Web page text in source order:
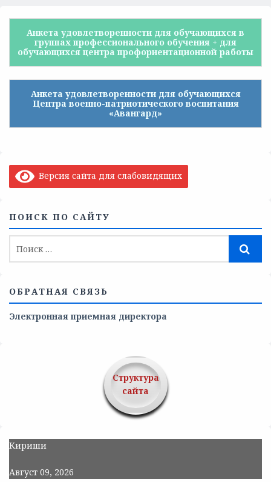
Анкета удовлетворенности для обучающихся в
группах профессионального обучения + для
обучающихся центра профориентационной работы
Анкета удовлетворенности для обучающихся
Центра военно-патриотического воспитания
«Авангард»
Версия сайта для слабовидящих
ПОИСК ПО САЙТУ
ОБРАТНАЯ СВЯЗЬ
Электронная приемная директора
Структура
сайта
Кириши
Август 09, 2026